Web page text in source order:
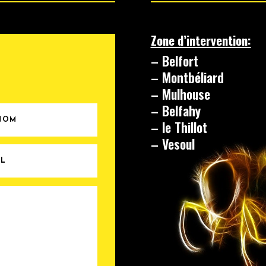
Zone d’intervention:
– Belfort
– Montbéliard
– Mulhouse
– Belfahy
– le Thillot
– Vesoul